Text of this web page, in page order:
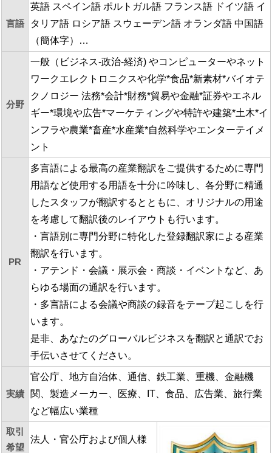
言語
英語 スペイン語 ポルトガル語 フランス語 ドイツ語 イ
タリア語 ロシア語 スウェーデン語 オランダ語 中国語
（簡体字）…
分野
一般（ビジネス-政治-経済) やコンピューターやネット
ワークエレクトロニクスや化学*食品*新素材*バイオテ
クノロジー 法務*会計*財務*貿易や金融*証券やエネル
ギー*環境や広告*マーケティングや特許や建築*土木*イ
ンフラや農業*畜産*水産業*自然科学やエンターテイメ
ント
PR
多言語による最高の産業翻訳をご提供するために専門
用語など使用する用語を十分に吟味し、各分野に精通
したスタッフが翻訳するとともに、オリジナルの用途
を考慮して翻訳後のレイアウトも行います。
・言語別に専門分野に特化した登録翻訳家による産業
翻訳を行います。
・アテンド・会議・展示会・商談・イベントなど、あ
らゆる場面の通訳を行います。
・多言語による会議や商談の録音をテープ起こしを行
います。
是非、あなたのグローバルビジネスを翻訳と通訳でお
手伝いさせてください。
実績
官公庁、地方自治体、通信、鉄工業、重機、金融機
関、製造メーカー、医療、IT、食品、広告業、旅行業
など幅広い業種
取引
希望
法人・官公庁および個人様